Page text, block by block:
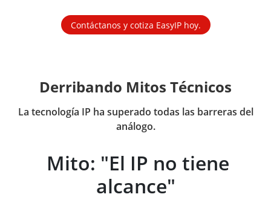
Contáctanos y cotiza EasyIP hoy.
La tecnología IP ha superado todas las barreras del
análogo.
Mito: "El IP no tiene
alcance"